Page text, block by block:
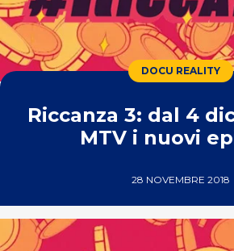
DOCU REALITY
Riccanza 3: dal 4
MTV i nuovi
28 NOVEMBRE 2018